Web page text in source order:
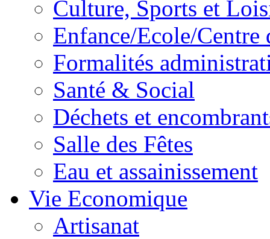
Culture, Sports et
Enfance/Ecole/Centre
Formalités
Santé & Social
Déchets et
Salle des Fêtes
Eau et assainissement
Vie Economique
Artisanat